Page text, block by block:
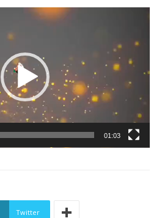
Lecteur
01:03
Twitter